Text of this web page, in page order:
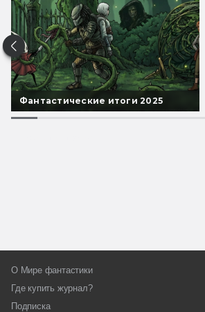
Фантастические итоги 2025
О Мире фантастики
Где купить журнал?
Подписка